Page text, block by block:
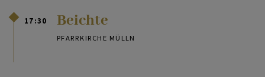
17:30 Beichte
PFARRKIRCHE MÜLLN